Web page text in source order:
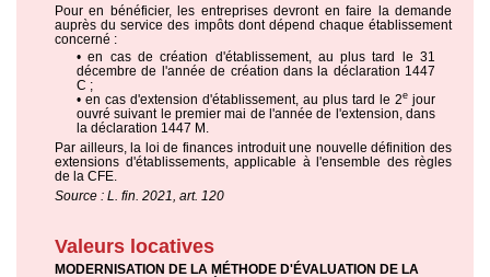
Pour en bénéficier, les entreprises devront en faire la demande
auprès du service des impôts dont dépend chaque établissement
concerné :
• en cas de création d'établissement, au plus tard le 31
décembre de l'année de création dans la déclaration 1447
C ;
• en cas d'extension d'établissement, au plus tard le 2e jour
ouvré suivant le premier mai de l'année de l'extension, dans
la déclaration 1447 M.
Par ailleurs, la loi de finances introduit une nouvelle définition des
extensions d'établissements, applicable à l'ensemble des règles
de la CFE.
Source : L. fin. 2021, art. 120
Valeurs locatives
MODERNISATION DE LA MÉTHODE D'ÉVALUATION DE LA